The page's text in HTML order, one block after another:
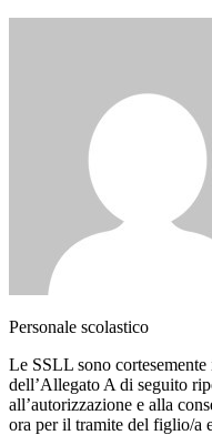
Personale scolastico
Le SSLL sono
dell’Allegato A di seguito
all’autorizzazione e alla
ora per il tramite del figlio/a